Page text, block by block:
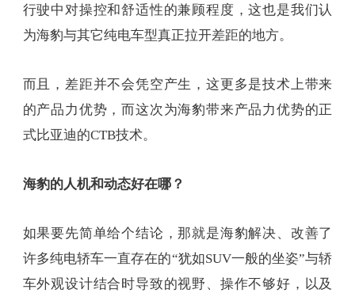
行驶中对操控和舒适性的兼顾程度，这也是我们认
为海豹与其它纯电车型真正拉开差距的地方。
而且，差距并不会凭空产生，这更多是技术上带来
的产品力优势，而这次为海豹带来产品力优势的正
式比亚迪的CTB技术。
海豹的人机和动态好在哪？
如果要先简单给个结论，那就是海豹解决、改善了
许多纯电轿车一直存在的“犹如SUV一般的坐姿”与轿
车外观设计结合时导致的视野、操作不够好，以及